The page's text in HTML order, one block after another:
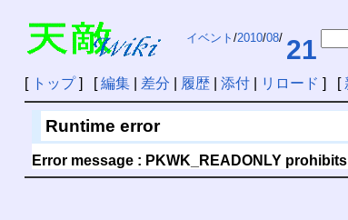
イベント /2010/08/ 21
[ トップ] [編集| 差分 履歴| 添付| リロード ] [
Runtime error
Error message : PKWK_READONLY